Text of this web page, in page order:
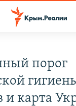
порог
и карта